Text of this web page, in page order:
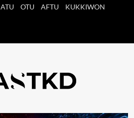
ATU OTU AFTU
KUKKIWON